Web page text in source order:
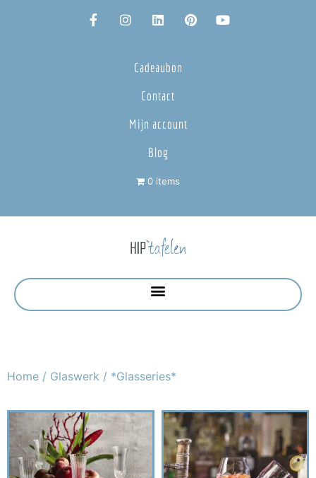
Cadeaubon
Contact
Mijn account
Blog
0 items
Home / Glaswerk / *Glasseries*